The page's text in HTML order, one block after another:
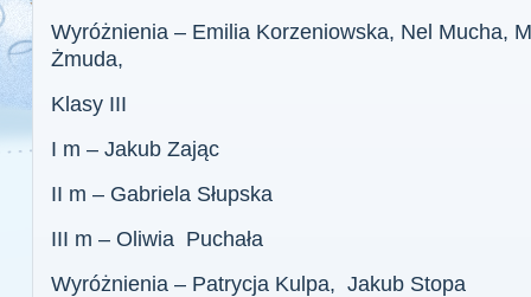
Wyróżnienia – Emilia Korzeniowska, Nel Mucha,
Żmuda,
Klasy III
I m – Jakub Zając
II m – Gabriela Słupska
III m – Oliwia Puchała
Wyróżnienia – Patrycja Kulpa, Jakub Stopa